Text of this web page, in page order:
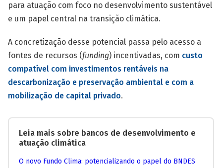
para atuação com foco no desenvolvimento sustentável
e um papel central na transição climática.
A concretização desse potencial passa pelo acesso a
fontes de recursos (funding) incentivadas, com custo
compatível com investimentos rentáveis na
descarbonização e preservação ambiental e com a
mobilização de capital privado.
Leia mais sobre bancos de desenvolvimento e
atuação climática
O novo Fundo Clima: potencializando o papel do BNDES